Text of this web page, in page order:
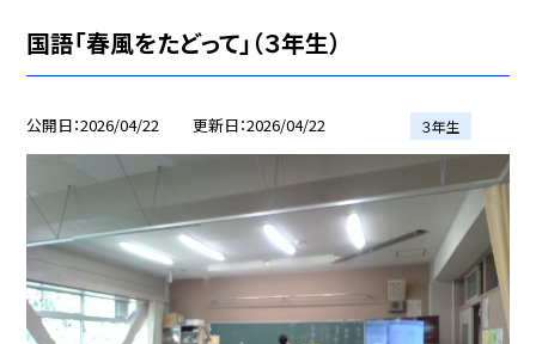
国語「春風をたどって」（３年生）
公開日 2026/04/22 更新日 2026/04/22 ３年生